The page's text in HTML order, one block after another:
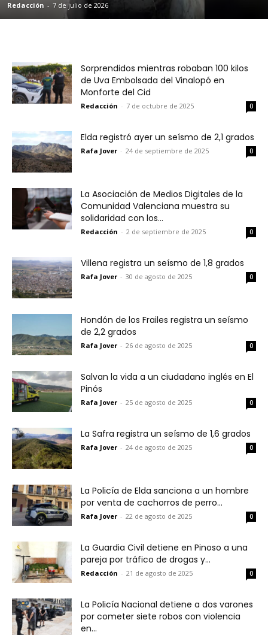
Redacción - 7 de julio de 2026
Sorprendidos mientras robaban 100 kilos
de Uva Embolsada del Vinalopó en
Monforte del Cid
Redacción - 7 de octubre de 2025 0
Elda registró ayer un seísmo de 2,1 grados
Rafa Jover - 24 de septiembre de 2025 0
La Asociación de Medios Digitales de la
Comunidad Valenciana muestra su
solidaridad con los...
Redacción - 2 de septiembre de 2025 0
Villena registra un seísmo de 1,8 grados
Rafa Jover - 30 de agosto de 2025 0
Hondón de los Frailes registra un seísmo
de 2,2 grados
Rafa Jover - 26 de agosto de 2025 0
Salvan la vida a un ciudadano inglés en El
Pinós
Rafa Jover - 25 de agosto de 2025 0
La Safra registra un seísmo de 1,6 grados
Rafa Jover - 24 de agosto de 2025 0
La Policía de Elda sanciona a un hombre
por venta de cachorros de perro...
Rafa Jover - 22 de agosto de 2025 0
La Guardia Civil detiene en Pinoso a una
pareja por tráfico de drogas y...
Redacción - 21 de agosto de 2025 0
La Policía Nacional detiene a dos varones
por cometer siete robos con violencia
en...